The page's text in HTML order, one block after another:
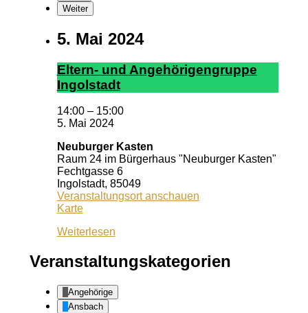
Weiter
5. Mai 2024
El­tern- und An­ge­hör­ig­en­grup­pe
In­gol­stadt
14:00 – 15:00
5. Mai 2024
Neuburger Kasten
Raum 24 im Bürgerhaus "Neuburger Kasten"
Fechtgasse 6
Ingolstadt, 85049
Veranstaltungsort anschauen
KarteNeuburger
Weiterlesen
Veranstaltungskategorien
Angehörige
Ansbach